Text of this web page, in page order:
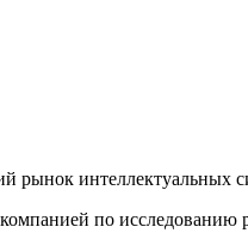
рынок интеллектуальных
по